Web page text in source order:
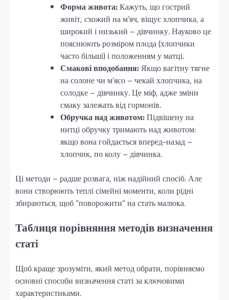
Форма живота:Кажуть, що гострий
живіт, схожий на м’яч, віщує хлопчика, а
широкий і низький – дівчинку. Науково це
пояснюють розміром плода (хлопчики
часто більші) і положенням у матці.
Смакові вподобання:Якщо вагітну тягне
на солоне чи м’ясо – чекай хлопчика, на
солодке – дівчинку. Це міф, адже зміни
смаку залежать від гормонів.
Обручка над животом:Підвішену на
нитці обручку тримають над животом:
якщо вона гойдається вперед-назад –
хлопчик, по колу – дівчинка.
Ці методи – радше розвага, ніж надійний спосіб. Але
вони створюють теплі сімейні моменти, коли рідні
збираються, щоб “поворожити” на стать малюка.
Таблиця порівняння методів визначення
статі
Щоб краще зрозуміти, який метод обрати, порівняємо
основні способи визначення статі за ключовими
характеристиками.